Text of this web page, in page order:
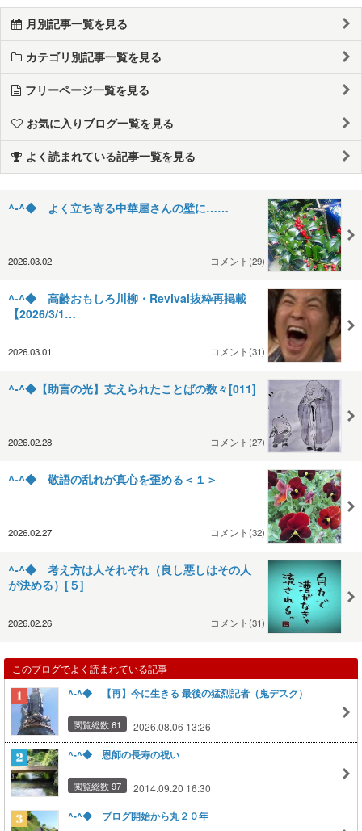
月別記事一覧を見る
カテゴリ別記事一覧を見る
フリーページ一覧を見る
お気に入りブログ一覧を見る
よく読まれている記事一覧を見る
^-^◆ よく立ち寄る中華屋さんの壁に……
2026.03.02 コメント(29)
^-^◆ 高齢おもしろ川柳・Revival抜粋再掲載
【2026/3/1…
2026.03.01 コメント(31)
^-^◆【助言の光】支えられたことばの数々[011]
2026.02.28 コメント(27)
^-^◆ 敬語の乱れが真心を歪める＜１＞
2026.02.27 コメント(32)
^-^◆ 考え方は人それぞれ（良し悪しはその人
が決める）[５]
2026.02.26 コメント(31)
このブログでよく読まれている記事
^-^◆ 【再】今に生きる 最後の猛烈記者（鬼デスク）
閲覧総数 61 2026.08.06 13:26
^-^◆ 恩師の長寿の祝い
閲覧総数 97 2014.09.20 16:30
^-^◆ ブログ開始から丸２０年